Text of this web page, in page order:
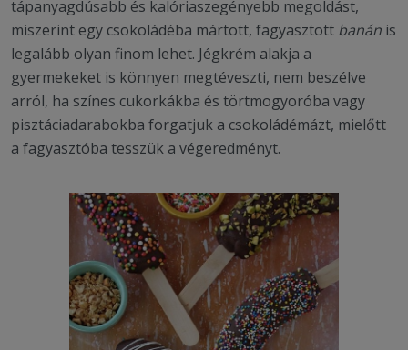
tápanyagdúsabb és kalóriaszegényebb megoldást,
miszerint egy csokoládéba mártott, fagyasztott banán is
legalább olyan finom lehet. Jégkrém alakja a
gyermekeket is könnyen megtéveszti, nem beszélve
arról, ha színes cukorkákba és törtmogyoróba vagy
pisztáciadarabokba forgatjuk a csokoládémázt, mielőtt
a fagyasztóba tesszük a végeredményt.